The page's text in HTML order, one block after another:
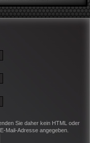
Sie daher kein HTML oder
Mail-Adresse angegeben.